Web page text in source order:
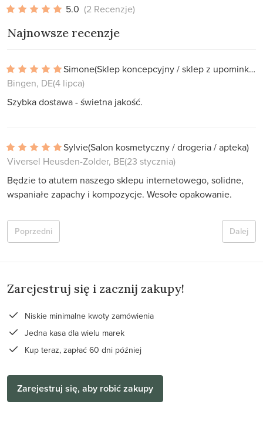
5.0 (2 Recenzje)
Najnowsze recenzje
Simone
(Sklep koncepcyjny / sklep z upominkami)
Bingen, DE(4 lipca)
Szybka dostawa - świetna jakość.
Sylvie(Salon kosmetyczny / drogeria / apteka)
Viversel Heusden-Zolder, BE(23 stycznia)
Będzie to atutem naszego sklepu internetowego, solidne,
wspaniałe zapachy i kompozycje. Wesołe opakowanie.
Dalej
Poprzedni
Zarejestruj się i zacznij zakupy!
Niskie minimalne kwoty zamówienia
Jedna kasa dla wielu marek
Kup teraz, zapłać 60 dni później
Zarejestruj się, aby robić zakupy